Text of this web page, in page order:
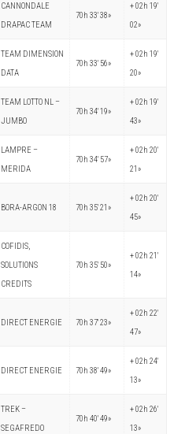
CANNONDALE
DRAPAC TEAM
70h 33′ 38»
+ 02h 19′
02»
TEAM DIMENSION
DATA
70h 33′ 56»
+ 02h 19′
20»
TEAM LOTTO NL –
JUMBO
70h 34′ 19»
+ 02h 19′
43»
LAMPRE –
MERIDA
70h 34′ 57»
+ 02h 20′
21»
BORA-ARGON 18 70h 35′ 21»
+ 02h 20′
45»
COFIDIS,
SOLUTIONS
CREDITS
70h 35′ 50»
+ 02h 21′
14»
DIRECT ENERGIE 70h 37′ 23»
+ 02h 22′
47»
DIRECT ENERGIE 70h 38′ 49»
+ 02h 24′
13»
TREK –
SEGAFREDO
70h 40′ 49»
+ 02h 26′
13»